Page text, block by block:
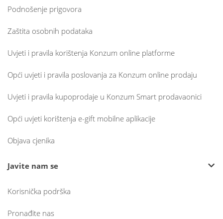
Podnošenje prigovora
Zaštita osobnih podataka
Uvjeti i pravila korištenja Konzum online platforme
Opći uvjeti i pravila poslovanja za Konzum online prodaju
Uvjeti i pravila kupoprodaje u Konzum Smart prodavaonici
Opći uvjeti korištenja e-gift mobilne aplikacije
Objava cjenika
Javite nam se
Korisnička podrška
Pronađite nas